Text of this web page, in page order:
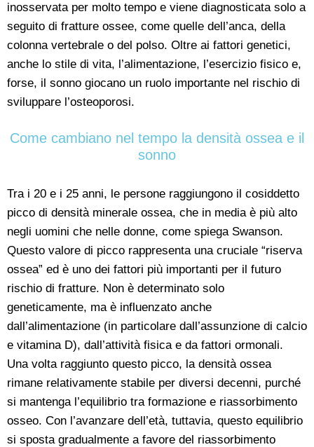
inosservata per molto tempo e viene diagnosticata solo a
seguito di fratture ossee, come quelle dell’anca, della
colonna vertebrale o del polso. Oltre ai fattori genetici,
anche lo stile di vita, l’alimentazione, l’esercizio fisico e,
forse, il sonno giocano un ruolo importante nel rischio di
sviluppare l’osteoporosi.
Come cambiano nel tempo la densità ossea e il
sonno
Tra i 20 e i 25 anni, le persone raggiungono il cosiddetto
picco di densità minerale ossea, che in media è più alto
negli uomini che nelle donne, come spiega Swanson.
Questo valore di picco rappresenta una cruciale “riserva
ossea” ed è uno dei fattori più importanti per il futuro
rischio di fratture. Non è determinato solo
geneticamente, ma è influenzato anche
dall’alimentazione (in particolare dall’assunzione di calcio
e vitamina D), dall’attività fisica e da fattori ormonali.
Una volta raggiunto questo picco, la densità ossea
rimane relativamente stabile per diversi decenni, purché
si mantenga l’equilibrio tra formazione e riassorbimento
osseo. Con l’avanzare dell’età, tuttavia, questo equilibrio
si sposta gradualmente a favore del riassorbimento